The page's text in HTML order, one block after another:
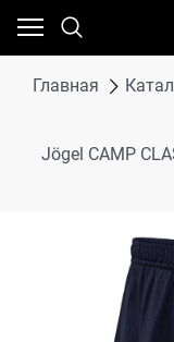
Главная
Jögel CAMP